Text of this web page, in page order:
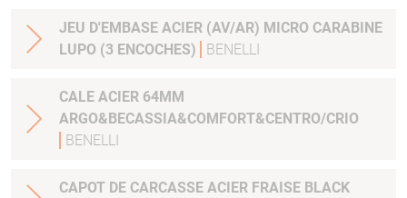
JEU D'EMBASE ACIER (AV/AR) MICRO CARABINE
LUPO (3 ENCOCHES)
BENELLI
CALE ACIER 64MM
ARGO&BECASSIA&COMFORT&CENTRO/CRIO
BENELLI
CAPOT DE CARCASSE ACIER FRAISE BLACK